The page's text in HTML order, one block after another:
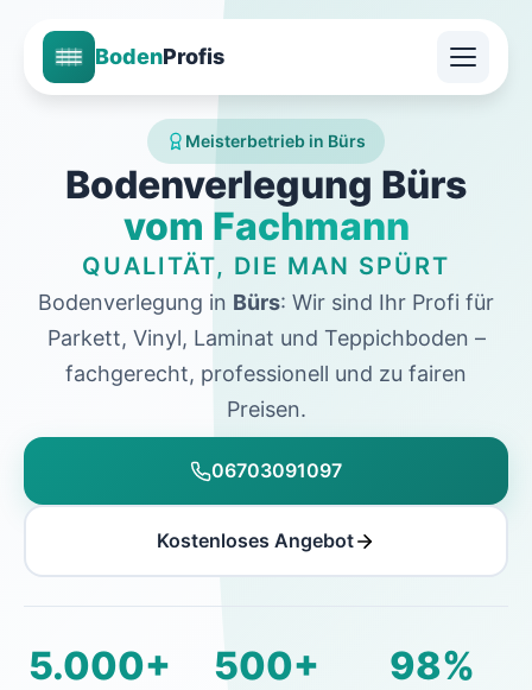
BodenProfis
Meisterbetrieb in Bürs
Bodenverlegung Bürs
vom Fachmann
QUALITÄT, DIE MAN SPÜRT
Bodenverlegung in Bürs: Wir sind Ihr Profi für
Parkett, Vinyl, Laminat und Teppichboden –
fachgerecht, professionell und zu fairen
Preisen.
06703091097
Kostenloses Angebot
5.000+ 500+ 98%